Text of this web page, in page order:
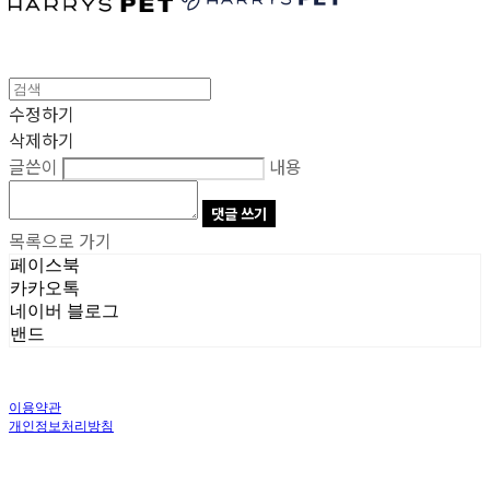
수정하기
삭제하기
글쓴이
내용
댓글 쓰기
목록으로 가기
페이스북
카카오톡
네이버 블로그
밴드
이용약관
개인정보처리방침